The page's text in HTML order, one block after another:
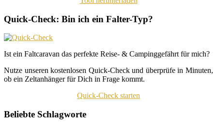
Quick-Check: Bin ich ein Falter-Typ?
Ist ein Faltcaravan das perfekte Reise- & Campinggefährt für mich?
Nutze unseren kostenlosen Quick-Check und überprüfe in Minuten,
ob ein Zeltanhänger für Dich in Frage kommt.
Quick-Check starten
Beliebte Schlagworte